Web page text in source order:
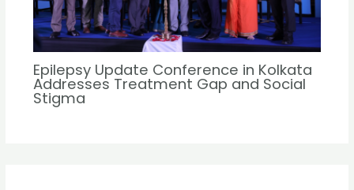
Epilepsy Update Conference in Kolkata
Addresses Treatment Gap and Social
Stigma